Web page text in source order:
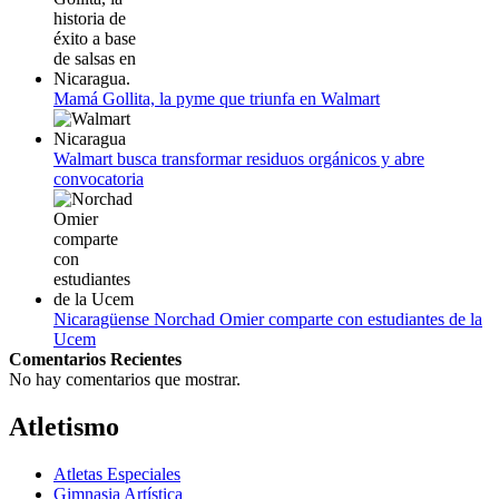
Mamá Gollita, la pyme que triunfa en Walmart
Walmart busca transformar residuos orgánicos y abre
convocatoria
Nicaragüense Norchad Omier comparte con estudiantes de la
Ucem
Comentarios Recientes
No hay comentarios que mostrar.
Atletismo
Atletas Especiales
Gimnasia Artística